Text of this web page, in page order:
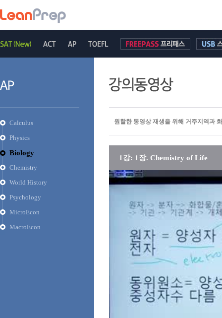
Calculus
Physics
Biology
Chemistry
World History
Psychology
MicroEcon
MacroEcon
원할한 동영상 재생을 위해 거주지역과
1강: 1장. Chemistry of Life